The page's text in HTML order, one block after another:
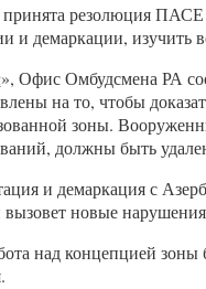
резолюция
и демаркации, изучить
», Офис Омбудсмена РА
на то, чтобы
зоны.
должны быть
и демаркация с
новые
над концепцией